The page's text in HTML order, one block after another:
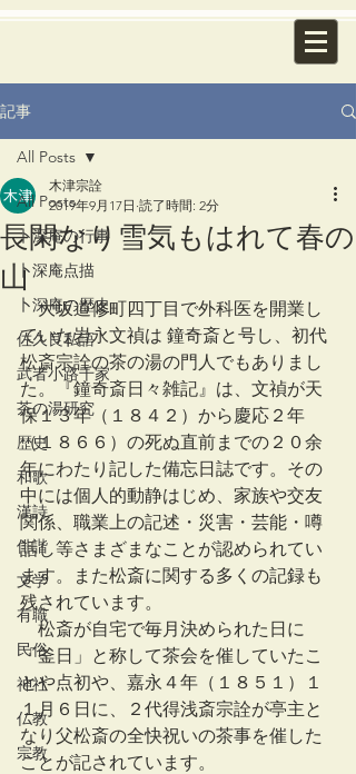
記事
All Posts
卜深庵の行事
卜深庵点描
卜深庵の歴史
佐久良私語
武者小路千家
茶の湯研究
歴史
和歌
漢詩
俳諧
文学
有職
民俗
神社
仏教
宗教
All Posts
長閑なり雪気もはれて春の
山
木津宗詮
2019年9月17日 読了時間: 2分
大坂道修町四丁目で外科医を開業し
ていた岩永文禎は 鐘奇斎と号し、初代
松斎宗詮の茶の湯の門人でもありまし
た。『鐘奇斎日々雑記』は、文禎が天
保１３年（１８４２）から慶応２年
（１８６６）の死ぬ直前までの２０余
年にわたり記した備忘日誌です。その
中には個人的動静はじめ、家族や交友
関係、職業上の記述・災害・芸能・噂
話し等さまざまなことが認められてい
ます。また松斎に関する多くの記録も
残されています。
松斎が自宅で毎月決められた日に
「釜日」と称して茶会を催していたこ
とや点初や、嘉永４年（１８５１）１
１月６日に、２代得浅斎宗詮が亭主と
なり父松斎の全快祝いの茶事を催した
ことが記されています。